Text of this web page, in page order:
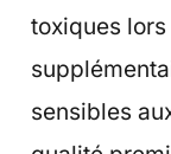
toxiques
sensibles